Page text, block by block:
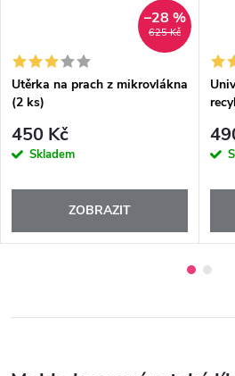
625 Kč
–28 %
Utěrka na prach z mikrovlákna
(2 ks)
450 Kč
Skladem
ZOBRAZIT